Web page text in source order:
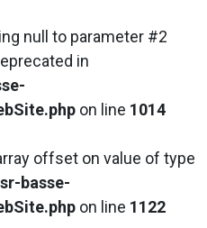
null to parameter #2
in
on line 1014
offset on value of type
basse-
on line 1122